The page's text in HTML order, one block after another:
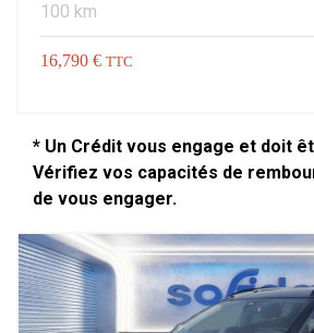
100 km
16,790 € TTC
* Un Crédit vous engage et doit
Vérifiez vos capacités de
de vous engager.